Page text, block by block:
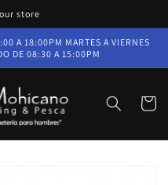
store
A 18:00PM MARTES A VIERNES
DE 08:30 A 15:00PM
Carrito